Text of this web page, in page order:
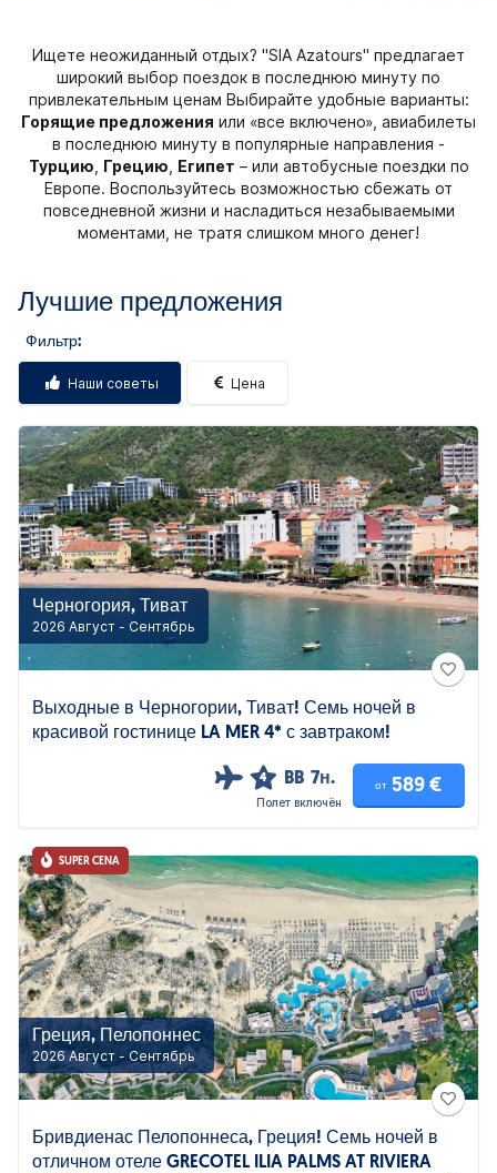
Ищете неожиданный отдых? "SIA Azatours" предлагает
широкий выбор поездок в последнюю минуту по
привлекательным ценам Выбирайте удобные варианты:
Горящие предложения или «все включено», авиабилеты
в последнюю минуту в популярные направления -
Турцию
Грецию Египет – или автобусные поездки по
Европе. Воспользуйтесь возможностью сбежать от
повседневной жизни и насладиться незабываемыми
моментами, не тратя слишком много денег!
Лучшие предложения
Фильтр:
Наши советы Цена
Черногория, Тиват
2026 Август - Сентябрь
Выходные в Черногории, Тиват! Семь ночей в
красивой гостинице LA MER 4* с завтраком!
4 BB 7н.
Полет включён
от 589 €
SUPER CENA
Греция, Пелопоннес
2026 Август - Сентябрь
Бривдиенас Пелопоннеса, Греция! Семь ночей в
отличном отеле GRECOTEL ILIA PALMS AT RIVIERA